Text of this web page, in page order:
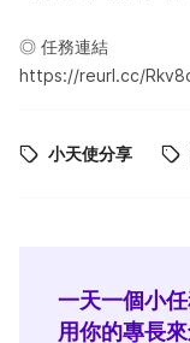
◎ 任務連結
https://reurl.cc/
小天使分享
一天一個小任
用你的專長